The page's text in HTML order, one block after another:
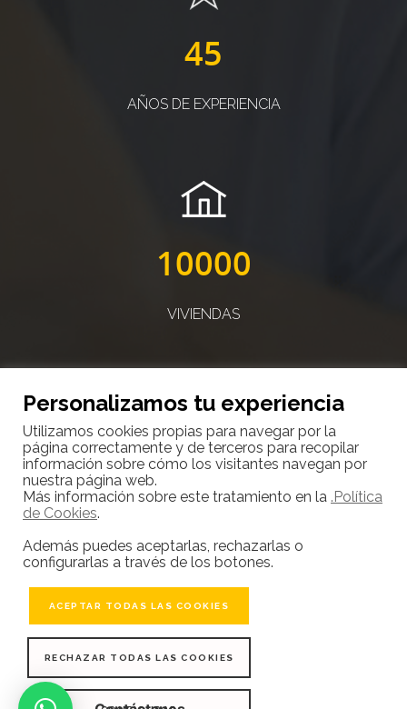
45
AÑOS DE EXPERIENCIA
10000
VIVIENDAS
10000
Personalizamos tu experiencia
Utilizamos cookies propias para navegar por la
página correctamente y de terceros para recopilar
información sobre cómo los visitantes navegan por
nuestra página web.
Más información sobre este tratamiento en la .Política
de Cookies.
Además puedes aceptarlas, rechazarlas o
configurarlas a través de los botones.
ACEPTAR TODAS LAS COOKIES
RECHAZAR TODAS LAS COOKIES